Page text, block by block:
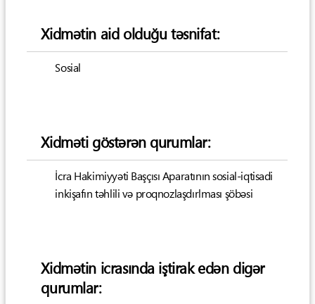
Xidmətin aid olduğu təsnifat:
Sosial
Xidməti göstərən qurumlar:
İcra Hakimiyyəti Başçısı Aparatının sosial-iqtisadi
inkişafın təhlili və proqnozlaşdırlması şöbəsi
Xidmətin icrasında iştirak edən digər
qurumlar: